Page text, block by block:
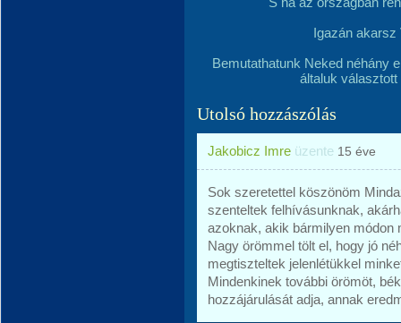
Igazán akarsz
Bemutathatunk Neked néhány
általuk
Utolsó hozzászólás
Jakobicz Imre üzente 15 éve
Sok szeretettel köszönöm
szenteltek felhívásunknak,
azoknak, akik bármilyen módon
Nagy örömmel tölt el, hogy jó
megtiszteltek jelenlétükkel
Mindenkinek további örömöt,
hozzájárulását adja, annak